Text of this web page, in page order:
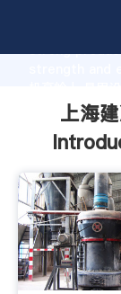
strong
values to all
上海